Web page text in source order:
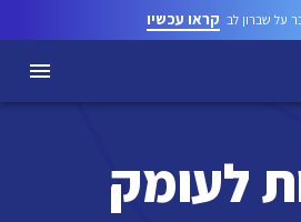
על שברון לב קראו עכשיו
לעומק